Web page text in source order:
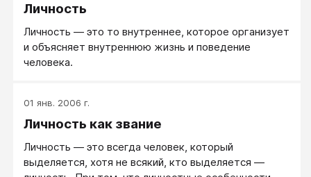
Личность
Личность — это то внутреннее, которое организует
и объясняет внутреннюю жизнь и поведение
человека.
01 янв. 2006 г.
Личность как звание
Личность — это всегда человек, который
выделяется, хотя не всякий, кто выделяется —